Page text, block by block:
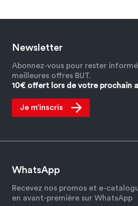
Newsletter
Abonnez-vous pour rester
meilleures offres BUT.
10€ offert lors de votre prochain
Je m’inscris
WhatsApp
Recevez nos promos et e-
en avant-première sur WhatsApp